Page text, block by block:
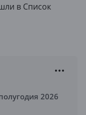
в Список
2026